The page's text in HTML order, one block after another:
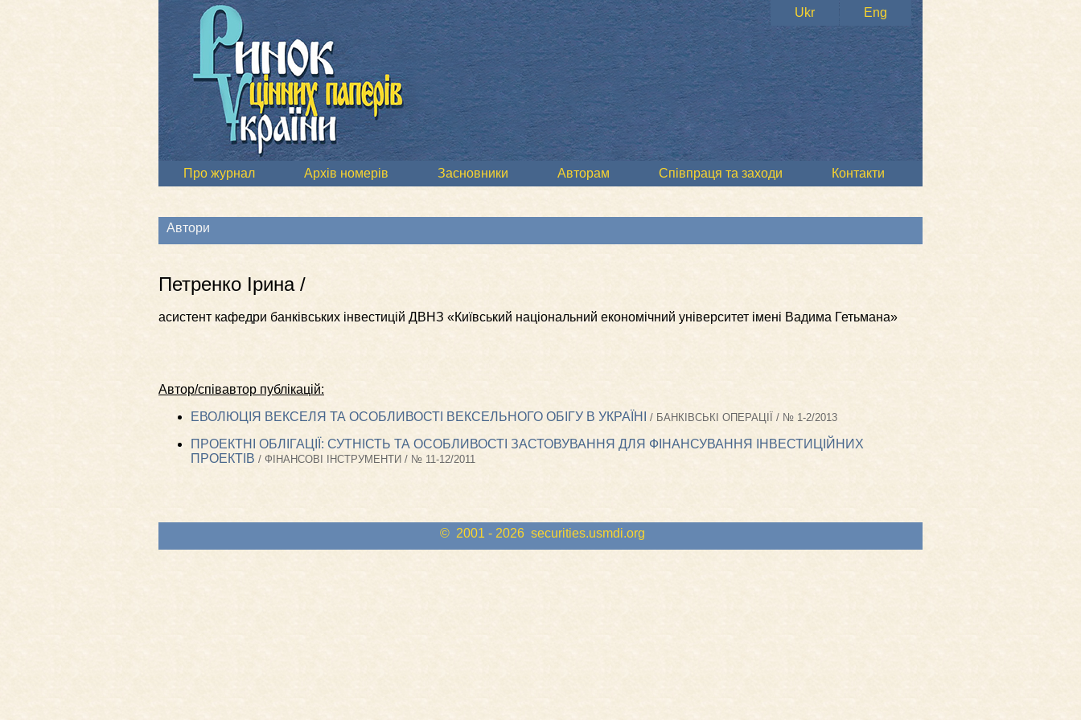
Ukr Eng
Про журнал Архів номерів Засновники Авторам Співпраця та заходи Контакти
Автори
Петренко Ірина /
асистент кафедри банківських інвестицій ДВНЗ «Київський національний економічний університет імені Вадима Гетьмана»
Автор/співавтор публікацій:
ЕВОЛЮЦІЯ ВЕКСЕЛЯ ТА ОСОБЛИВОСТІ ВЕКСЕЛЬНОГО ОБІГУ В УКРАЇНІ
/ БАНКІВСЬКІ ОПЕРАЦІЇ / № 1-2/2013
ПРОЕКТНІ ОБЛІГАЦІЇ: СУТНІСТЬ ТА ОСОБЛИВОСТІ ЗАСТОВУВАННЯ ДЛЯ ФІНАНСУВАННЯ ІНВЕСТИЦІЙНИХ
ПРОЕКТІВ / ФІНАНСОВІ ІНСТРУМЕНТИ / № 11-12/2011
© 2001 - 2026 securities.usmdi.org